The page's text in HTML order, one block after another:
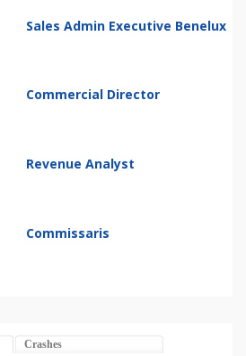
Sales Admin Executive Benelux
Commercial Director
Revenue Analyst
Commissaris
Crashes